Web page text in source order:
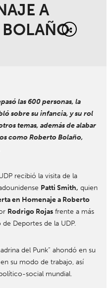
A
BOLAÑO
las 600 personas, la
sobre su infancia, y su rol
temas, además de alabar
como Roberto Bolaño,
recibió la visita de la
Patti Smith, quien
en Homenaje a Roberto
Rodrigo Rojasfrente a más
Deportes de la UDP.
del Punk” ahondó en su
su modo de trabajo, así
social mundial.